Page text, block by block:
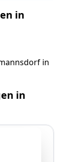
in
in
in